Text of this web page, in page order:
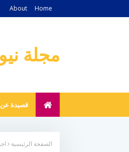
Home
About
مجلة
قصيدة
الصفحة الرئيسية